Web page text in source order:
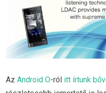
Az Android O-ról itt írtunk